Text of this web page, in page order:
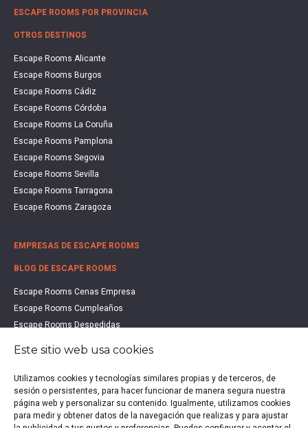
ESCAPE ROOMS POR PROVINCIA
OTROS DESTINOS
Escape Rooms Alicante
Escape Rooms Burgos
Escape Rooms Cádiz
Escape Rooms Córdoba
Escape Rooms La Coruña
Escape Rooms Pamplona
Escape Rooms Segovia
Escape Rooms Sevilla
Escape Rooms Tarragona
Escape Rooms Zaragoza
EMPRESAS DE ESCAPE ROOMS
BLOG DE ESCAPE ROOMS
Escape Rooms Cenas Empresa
Escape Rooms Cumpleaños
Escape Rooms Despedidas
Escape Rooms Familias
Escape Rooms Halloween
Escape Rooms San Valentín
Estudio de Mercado Escape Rooms 2021
Qué es un Escape Room
Este sitio web usa cookies
Utilizamos cookies y tecnologías similares propias y de terceros, de
sesión o persistentes, para hacer funcionar de manera segura nuestra
página web y personalizar su contenido. Igualmente, utilizamos cookies
para medir y obtener datos de la navegación que realizas y para ajustar